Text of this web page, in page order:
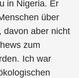
in Nigeria. Er
über
davon aber nicht
zum
Ich war